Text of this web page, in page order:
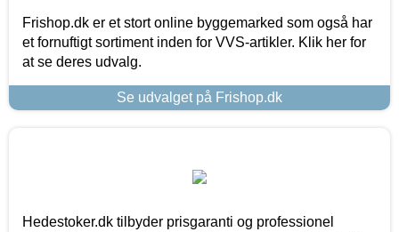
Frishop.dk er et stort online byggemarked som også har
et fornuftigt sortiment inden for VVS-artikler. Klik her for
at se deres udvalg.
Se udvalget på Frishop.dk
Hedestoker.dk tilbyder prisgaranti og professionel